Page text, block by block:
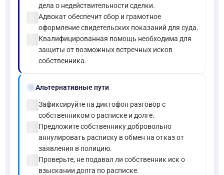
дела о недействительности сделки.
Адвокат обеспечит сбор и грамотное
оформление свидетельских показаний для суда.
Квалифицированная помощь необходима для
защиты от возможных встречных исков
собственника.
alt_routeАльтернативные пути
Зафиксируйте на диктофон разговор с
собственником о расписке и долге.
Предложите собственнику добровольно
аннулировать расписку в обмен на отказ от
заявления в полицию.
Проверьте, не подавал ли собственник иск о
взыскании долга по расписке.